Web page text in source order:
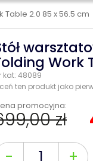
Table 2.0 85 x 56.5 cm
Work
kat: 48089
ten produkt jako
promocyjna:
zł
- +